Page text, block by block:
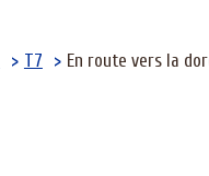
T7 En route vers la